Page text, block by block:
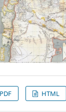
PDF HTML